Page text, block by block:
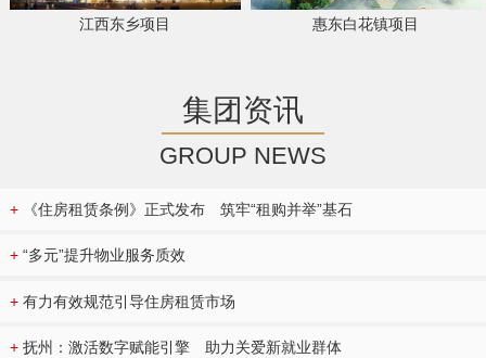
江西东乡项目 惠东白花镇项目
集团资讯
GROUP NEWS
+ 《住房租赁条例》正式发布 筑牢“租购并举”基石
+ “多元”提升物业服务质效
+ 有力有效规范引导住房租赁市场
+ 抚州：激活数字赋能引擎 助力关爱新就业群体